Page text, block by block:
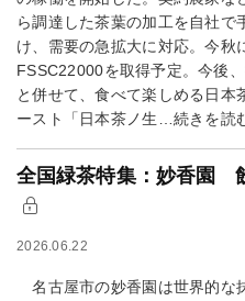
ら調達した茶葉の加工を自社で
け、需要の急拡大に対応。今秋
FSSC22000を取得予定。今後
と併せて、食べて楽しめる日本
ースト「日本茶ノ生…続きを読
全国緑茶特集：妙香園
2026.06.22
名古屋市の妙香園は世界的な